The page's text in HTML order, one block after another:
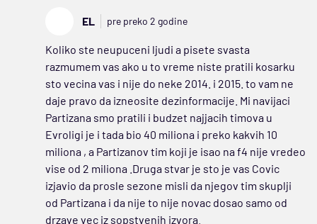
EL pre preko 2 godine
Koliko ste neupuceni ljudi a pisete svasta
razmumem vas ako u to vreme niste pratili kosarku
sto vecina vas i nije do neke 2014. i 2015. to vam ne
daje pravo da izneosite dezinformacije. Mi navijaci
Partizana smo pratili i budzet najjacih timova u
Evroligi je i tada bio 40 miliona i preko kakvih 10
miliona , a Partizanov tim koji je isao na f4 nije vredeo
vise od 2 miliona .Druga stvar je sto je vas Covic
izjavio da prosle sezone misli da njegov tim skuplji
od Partizana i da nije to nije novac dosao samo od
drzave vec iz sopstvenih izvora.